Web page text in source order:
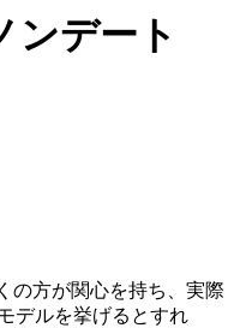
ンデート
の方が関心を持ち、実際
デルを挙げるとすれ